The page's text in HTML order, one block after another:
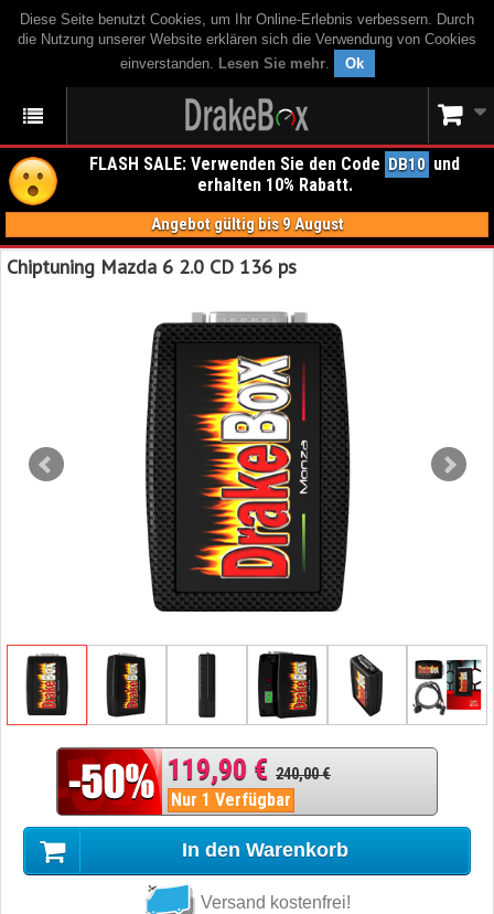
Diese Seite benutzt Cookies, um Ihr Online-Erlebnis verbessern. Durch
die Nutzung unserer Website erklären sich die Verwendung von Cookies
einverstanden. Lesen Sie mehr. Ok
FLASH SALE: Verwenden Sie den Code DB10 und
erhalten 10% Rabatt.
Angebot gültig bis 9 August
Chiptuning Mazda 6 2.0 CD 136 ps
119,90 € 240,00 €
Nur 1 Verfügbar
In den Warenkorb
Versand kostenfrei!